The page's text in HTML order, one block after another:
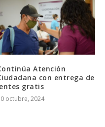
Atención
con entrega de
gratis
octubre, 2024